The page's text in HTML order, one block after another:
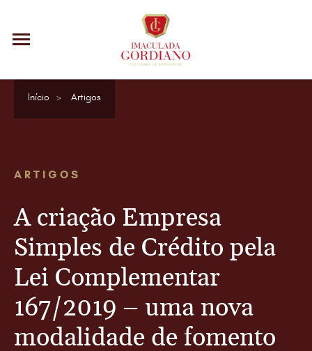
Início Artigos
ARTIGOS
A criação Empresa
Simples de Crédito pela
Lei Complementar
167/2019 – uma nova
modalidade de fomento